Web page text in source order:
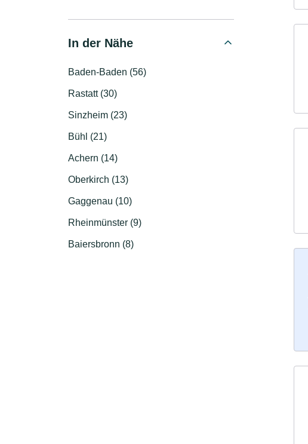
In der Nähe
Baden-Baden (56)
Rastatt (30)
Sinzheim (23)
Bühl (21)
Achern (14)
Oberkirch (13)
Gaggenau (10)
Rheinmünster (9)
Baiersbronn (8)